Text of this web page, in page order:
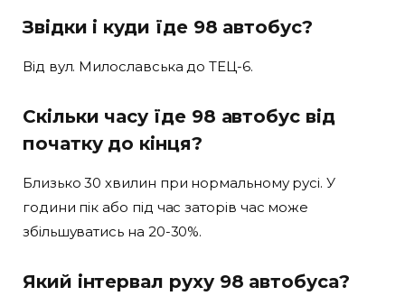
Звідки і куди їде 98 автобус?
Від вул. Милославська до ТЕЦ-6.
Скільки часу їде 98 автобус від
початку до кінця?
Близько 30 хвилин при нормальному русі. У
години пік або під час заторів час може
збільшуватись на 20-30%.
Який інтервал руху 98 автобуса?